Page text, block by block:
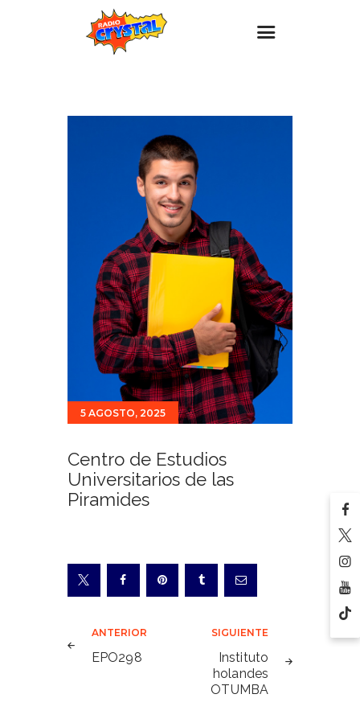
Promociones
Contacto
5 AGOSTO, 2025
Centro de Estudios
Universitarios de las
Piramides
Navegación
de
ANTERIOR
EPO298
SIGUIENTE
Instituto
holandes
OTUMBA